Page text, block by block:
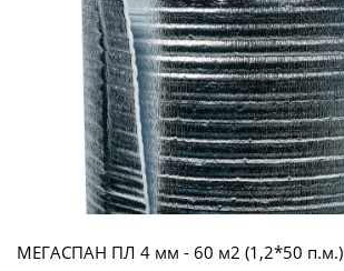
МЕГАСПАН ПЛ 4 мм - 60 м2 (1,2*50 п.м.)